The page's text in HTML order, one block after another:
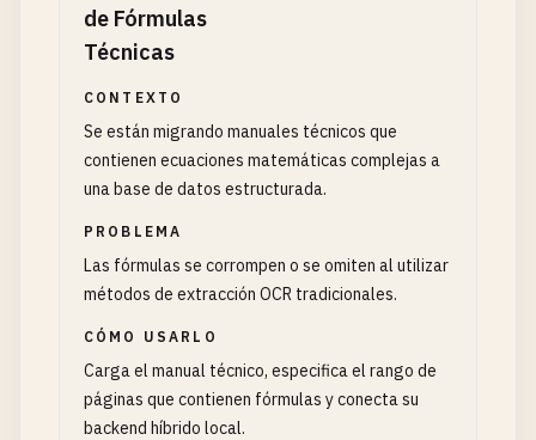
de Fórmulas
Técnicas
CONTEXTO
Se están migrando manuales técnicos que
contienen ecuaciones matemáticas complejas a
una base de datos estructurada.
PROBLEMA
Las fórmulas se corrompen o se omiten al utilizar
métodos de extracción OCR tradicionales.
CÓMO USARLO
Carga el manual técnico, especifica el rango de
páginas que contienen fórmulas y conecta su
backend híbrido local.